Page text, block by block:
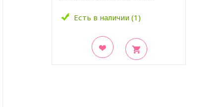
Есть в наличии (1)